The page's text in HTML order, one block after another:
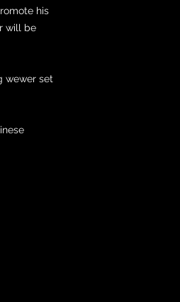
his
will be
wewer set